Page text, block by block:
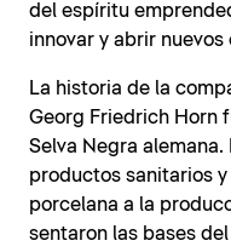
del espíritu
innovar y abrir nuevos
La historia de la
Georg Friedrich Horn
Selva Negra
productos sanitarios
porcelana a la
sentaron las bases